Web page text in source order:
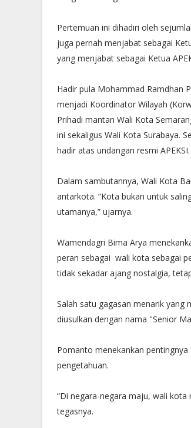
Pertemuan ini dihadiri oleh
juga pernah menjabat sebagai
yang menjabat sebagai Ketua
Hadir pula Mohammad Ramdhan
menjadi Koordinator Wilayah
Prihadi mantan Wali Kota
ini sekaligus Wali Kota Surabaya.
hadir atas undangan resmi
Dalam sambutannya, Wali Kota
antarkota. “Kota bukan untuk
utamanya,” ujarnya.
Wamendagri Bima Arya
peran sebagai wali kota sebagai
tidak sekadar ajang nostalgia,
Salah satu gagasan menarik
diusulkan dengan nama "Senior
Pomanto menekankan
pengetahuan.
“Di negara-negara maju, wali
tegasnya.